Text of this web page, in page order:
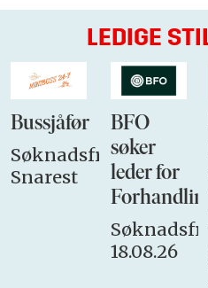
LEDIGE
Bussjåfør
Søknadsfrist:
Snarest
BFO
søker
leder for
18.08.26